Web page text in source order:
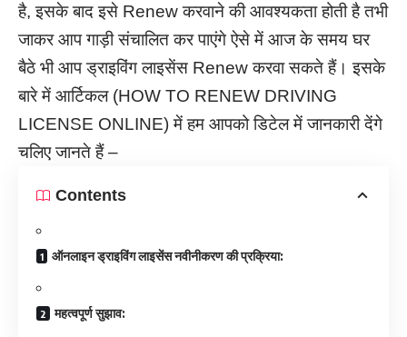
है, इसके बाद इसे Renew करवाने की आवश्यकता होती है तभी
जाकर आप गाड़ी संचालित कर पाएंगे ऐसे में आज के समय घर
बैठे भी आप ड्राइविंग लाइसेंस Renew करवा सकते हैं। इसके
बारे में आर्टिकल (HOW TO RENEW DRIVING
LICENSE ONLINE) में हम आपको डिटेल में जानकारी देंगे
चलिए जानते हैं –
Contents
ऑनलाइन ड्राइविंग लाइसेंस नवीनीकरण की प्रक्रिया:
महत्वपूर्ण सुझाव: